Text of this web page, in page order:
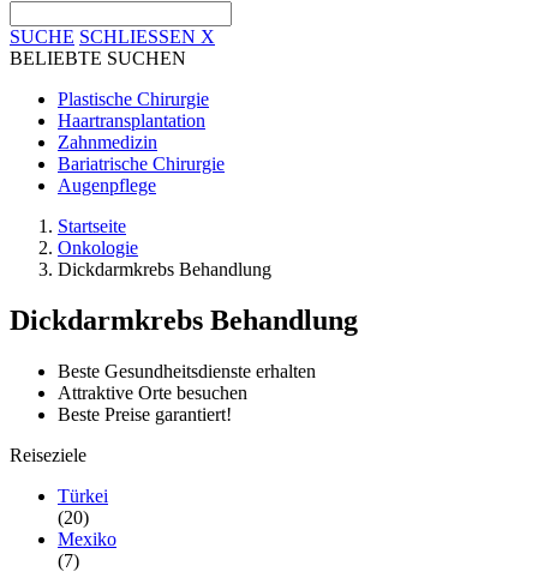
SUCHE SCHLIESSEN X
BELIEBTE SUCHEN
Plastische Chirurgie
Haartransplantation
Zahnmedizin
Bariatrische Chirurgie
Augenpflege
Startseite
Onkologie
Dickdarmkrebs Behandlung
Dickdarmkrebs Behandlung
Beste Gesundheitsdienste erhalten
Attraktive Orte besuchen
Beste Preise garantiert!
Reiseziele
Türkei
(20)
Mexiko
(7)